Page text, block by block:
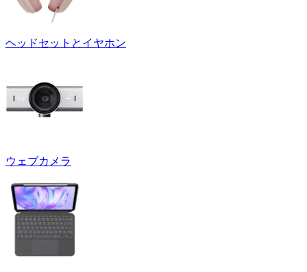
ヘッドセットとイヤホン
ウェブカメラ